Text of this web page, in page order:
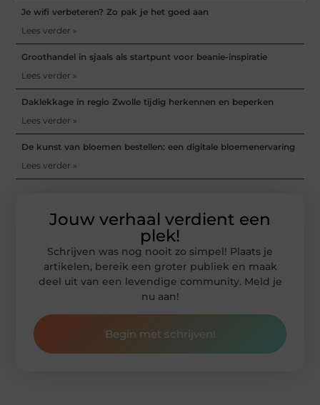
Je wifi verbeteren? Zo pak je het goed aan
Lees verder »
Groothandel in sjaals als startpunt voor beanie-inspiratie
Lees verder »
Daklekkage in regio Zwolle tijdig herkennen en beperken
Lees verder »
De kunst van bloemen bestellen: een digitale bloemenervaring
Lees verder »
Jouw verhaal verdient een
plek!
Schrijven was nog nooit zo simpel! Plaats je
artikelen, bereik een groter publiek en maak
deel uit van een levendige community. Meld je
nu aan!
Begin met schrijven!